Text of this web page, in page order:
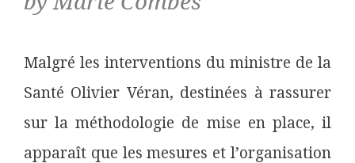
Malgré les interventions du ministre de la
Santé Olivier Véran, destinées à rassurer
sur la méthodologie de mise en place, il
apparaît que les mesures et l’organisation